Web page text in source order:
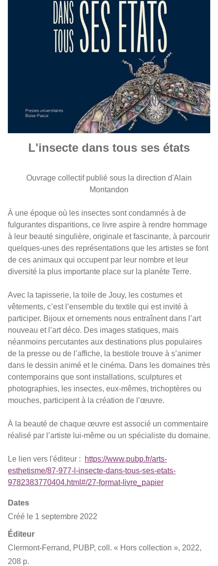
L'insecte dans tous ses états
Ouvrage collectif publié sous la direction d'Alain
Montandon
À une époque où les insectes sont condamnés à de
fulgurantes disparitions, ce livre aspire à rendre hommage
à leur beauté singulière, originale et fascinante, à parcourir
quelques-unes des représentations que les artistes se font
de ces animaux qui occupent par leur nombre et leur
diversité la plus importante place sur la planète Terre.
Avec la tapisserie, la toile de Jouy, les costumes et
vêtements, c’est l’ensemble du textile qui est invité à
participer. Bijoux et ornements nous entraînent dans l’art
nouveau et l’art déco. Des images statiques, mais
néanmoins percutantes aux destinations plus populaires
de la presse ou de l’affiche, la bestiole trouve à s’animer
dans le dessin animé et le cinéma. Dans les domaines très
contemporains que sont installations, sculptures et
photographies, les insectes, eux-mêmes, trichoptères ou
mouches, participent à la création de l’œuvre.
À la beauté de chaque œuvre est associé un commentaire
réalisé par l’artiste lui-même ou un spécialiste du domaine.
Le lien vers l'éditeur :
https://www.pubp.fr/arts-
esthetisme/87-977-l-insecte-dans-tous-ses-etats-
9782383770404.html#/27-format-livre_papier
Dates
Créé le 1 septembre 2022
Éditeur
Clermont-Ferrand, PUBP, coll. « Hors collection », 2022,
208 p.